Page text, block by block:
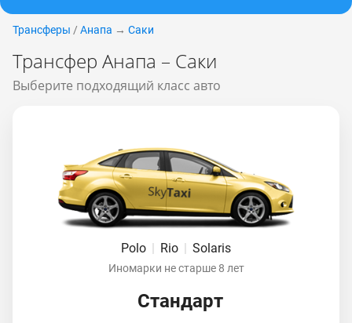
Трансферы / Анапа → Саки
Трансфер Анапа – Саки
Выберите подходящий класс авто
Polo | Rio | Solaris
Иномарки не старше 8 лет
Стандарт